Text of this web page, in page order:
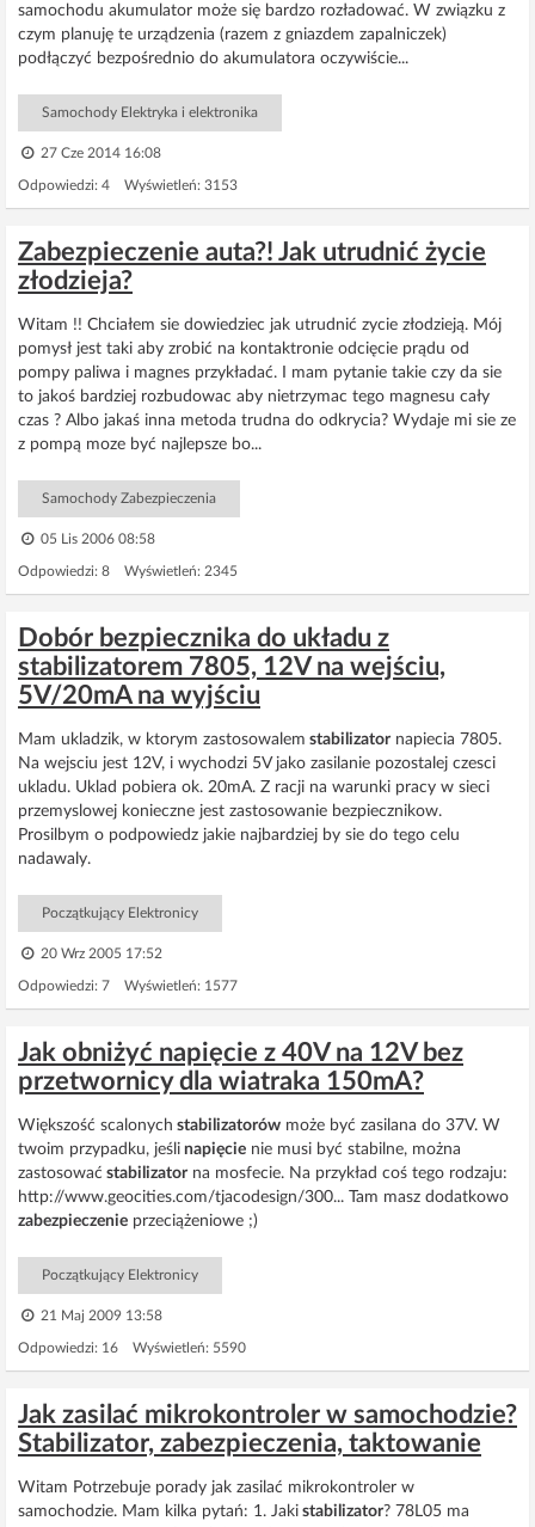
samochodu akumulator może się bardzo rozładować. W związku z
czym planuję te urządzenia (razem z gniazdem zapalniczek)
podłączyć bezpośrednio do akumulatora oczywiście...
Samochody Elektryka i elektronika
27 Cze 2014 16:08
Odpowiedzi: 4 Wyświetleń: 3153
Zabezpieczenie auta?! Jak utrudnić życie
złodzieja?
Witam !! Chciałem sie dowiedziec jak utrudnić zycie złodzieją. Mój
pomysł jest taki aby zrobić na kontaktronie odcięcie prądu od
pompy paliwa i magnes przykładać. I mam pytanie takie czy da sie
to jakoś bardziej rozbudowac aby nietrzymac tego magnesu cały
czas ? Albo jakaś inna metoda trudna do odkrycia? Wydaje mi sie ze
z pompą moze być najlepsze bo...
Samochody Zabezpieczenia
05 Lis 2006 08:58
Odpowiedzi: 8 Wyświetleń: 2345
Dobór bezpiecznika do układu z
stabilizatorem 7805, 12V na wejściu,
5V/20mA na wyjściu
Mam ukladzik, w ktorym zastosowalem stabilizatornapiecia 7805.
Na wejsciu jest 12V, i wychodzi 5V jako zasilanie pozostalej czesci
ukladu. Uklad pobiera ok. 20mA. Z racji na warunki pracy w sieci
przemyslowej konieczne jest zastosowanie bezpiecznikow.
Prosilbym o podpowiedz jakie najbardziej by sie do tego celu
nadawaly.
Początkujący Elektronicy
20 Wrz 2005 17:52
Odpowiedzi: 7 Wyświetleń: 1577
Jak obniżyć napięcie z 40V na 12V bez
przetwornicy dla wiatraka 150mA?
Większość scalonych stabilizatorów może być zasilana do 37V. W
twoim przypadku, jeśli napięcie nie musi być stabilne, można
zastosować stabilizatorna mosfecie. Na przykład coś tego rodzaju:
http://www.geocities.com/tjacodesign/300... Tam masz dodatkowo
zabezpieczenie przeciążeniowe ;)
Początkujący Elektronicy
21 Maj 2009 13:58
Odpowiedzi: 16 Wyświetleń: 5590
Jak zasilać mikrokontroler w samochodzie?
Stabilizator, zabezpieczenia, taktowanie
Witam Potrzebuje porady jak zasilać mikrokontroler w
samochodzie. Mam kilka pytań: 1. Jaki stabilizator? 78L05 ma